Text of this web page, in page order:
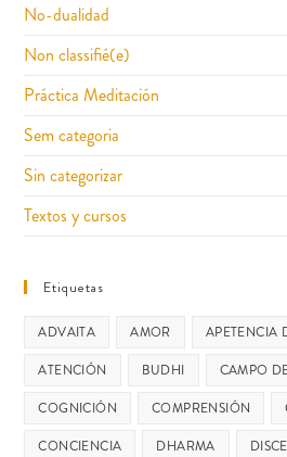
No-dualidad
Non classifié(e)
Práctica Meditación
Sem categoria
Sin categorizar
Textos y cursos
Etiquetas
ADVAITA AMOR
APETENCIA
ATENCIÓN
BUDHI
CAMPO
COGNICIÓN
COMPRENSIÓN
CONCIENCIA
DHARMA